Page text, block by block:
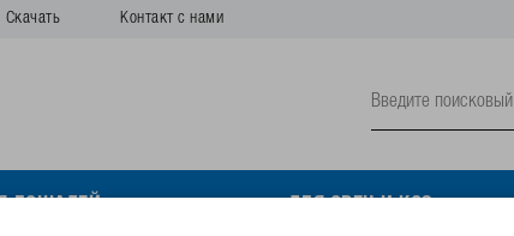
Скачать Контакт с нами